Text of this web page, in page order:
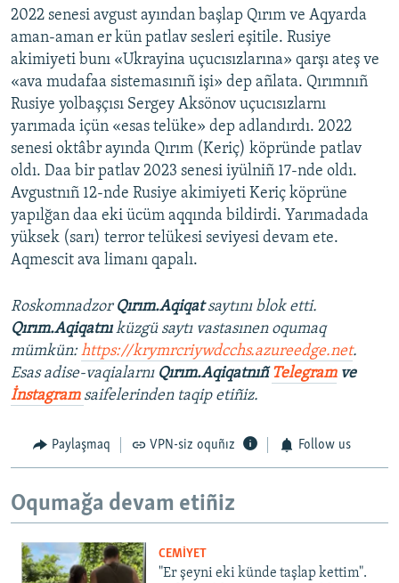
2022 senesi avgust ayından başlap Qırım ve Aqyarda
aman-aman er kün patlav sesleri eşitile. Rusiye
akimiyeti bunı «Ukrayina uçucısızlarına» qarşı ateş ve
«ava mudafaa sistemasınıñ işi» dep añlata. Qırımnıñ
Rusiye yolbaşçısı Sergey Aksönov uçucısızlarnı
yarımada içün «esas telüke» dep adlandırdı. 2022
senesi oktâbr ayında Qırım (Keriç) köpründe patlav
oldı. Daa bir patlav 2023 senesi iyülniñ 17-nde oldı.
Avgustnıñ 12-nde Rusiye akimiyeti Keriç köprüne
yapılğan daa eki ücüm aqqında bildirdi. Yarımadada
yüksek (sarı) terror telükesi seviyesi devam ete.
Aqmescit ava limanı qapalı.
Roskomnadzor Qırım.Aqiqatsaytını blok etti.
Qırım.Aqiqatnıküzgü saytı vastasınen oqumaq
mümkün:https://krymrcriywdcchs.azureedge.net.
Esas adise-vaqialarnı Qırım.Aqiqatnıñ Telegramve
İnstagram saifelerinden taqip etiñiz.
Paylaşmaq VPN-siz oquñız Follow us
Oqumağa devam etiñiz
CEMİYET
"Er şeyni eki künde taşlap kettim".